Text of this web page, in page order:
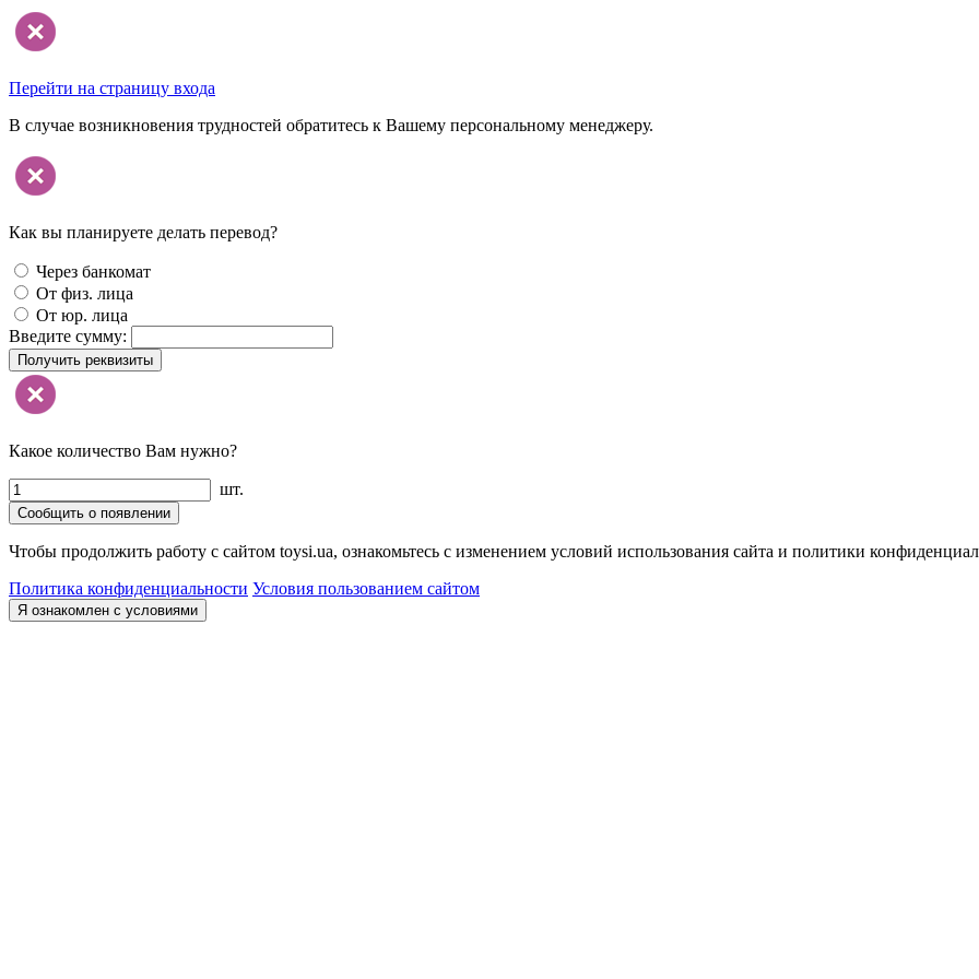
Перейти на страницу входа
В случае возникновения трудностей обратитесь к Вашему персональному менеджеру.
Как вы планируете делать перевод?
Через банкомат
От физ. лица
От юр. лица
Введите сумму:
Получить реквизиты
Какое количество Вам нужно?
шт.
Сообщить о появлении
Чтобы продолжить работу с сайтом toysi.ua, ознакомьтесь с изменением условий использования сайта и политики
Политика конфиденциальности Условия пользованием сайтом
Я ознакомлен с условиями